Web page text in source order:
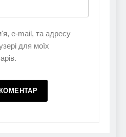
e-mail, та адресу
для моїх